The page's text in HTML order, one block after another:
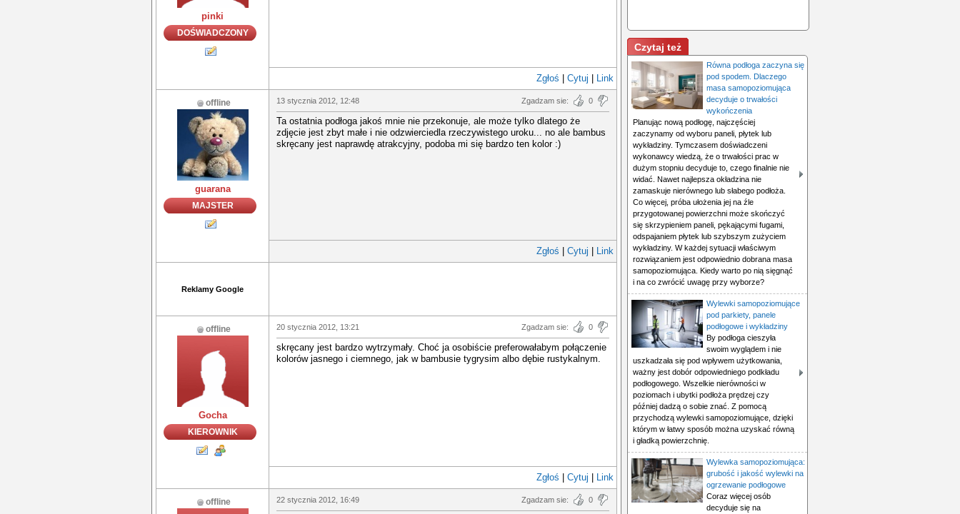
pinki
DOŚWIADCZONY
Zgłoś Cytuj Link
offline
guarana
MAJSTER
13 stycznia 2012, 12:48 Zgadzam sie: 0
Ta ostatnia podłoga jakoś mnie nie przekonuje, ale może tylko dlatego że
zdjęcie jest zbyt małe i nie odzwierciedla rzeczywistego uroku... no ale bambus
skręcany jest naprawdę atrakcyjny, podoba mi się bardzo ten kolor :)
Zgłoś Cytuj Link
Reklamy Google
offline
Gocha
KIEROWNIK
20 stycznia 2012, 13:21 Zgadzam sie: 0
skręcany jest bardzo wytrzymały. Choć ja osobiście preferowałabym połączenie
kolorów jasnego i ciemnego, jak w bambusie tygrysim albo dębie rustykalnym.
Zgłoś Cytuj Link
offline 22 stycznia 2012, 16:49 Zgadzam sie: 0
Czytaj też
Równa podłoga zaczyna się
pod spodem. Dlaczego
masa samopoziomująca
decyduje o trwałości
wykończenia
Planując nową podłogę, najczęściej
zaczynamy od wyboru paneli, płytek lub
wykładziny. Tymczasem doświadczeni
wykonawcy wiedzą, że o trwałości prac w
dużym stopniu decyduje to, czego finalnie nie
widać. Nawet najlepsza okładzina nie
zamaskuje nierównego lub słabego podłoża.
Co więcej, próba ułożenia jej na źle
przygotowanej powierzchni może skończyć
się skrzypieniem paneli, pękającymi fugami,
odspajaniem płytek lub szybszym zużyciem
wykładziny. W każdej sytuacji właściwym
rozwiązaniem jest odpowiednio dobrana masa
samopoziomująca. Kiedy warto po nią sięgnąć
i na co zwrócić uwagę przy wyborze?
Wylewki samopoziomujące
pod parkiety, panele
podłogowe i wykładziny
By podłoga cieszyła
swoim wyglądem i nie
uszkadzała się pod wpływem użytkowania,
ważny jest dobór odpowiedniego podkładu
podłogowego. Wszelkie nierówności w
poziomach i ubytki podłoża prędzej czy
później dadzą o sobie znać. Z pomocą
przychodzą wylewki samopoziomujące, dzięki
którym w łatwy sposób można uzyskać równą
i gładką powierzchnię.
Wylewka samopoziomująca:
grubość i jakość wylewki na
ogrzewanie podłogowe
Coraz więcej osób
decyduje się na